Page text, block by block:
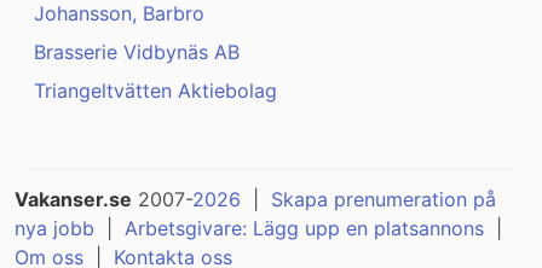
Johansson, Barbro
Brasserie Vidbynäs AB
Triangeltvätten Aktiebolag
Vakanser.se 2007-2026
Skapa prenumeration på
nya jobb
Arbetsgivare: Lägg upp en platsannons
Om oss
Kontakta oss